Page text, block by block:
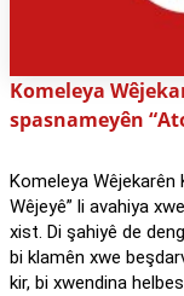
Komeleya
spasnameyên
Komeleya Wêjekarên
Wêjeyê” li avahiya
xist. Di şahiyê de
bi klamên xwe
kir, bi xwendina